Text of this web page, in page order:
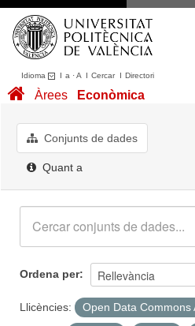
Idioma I a ·A I CercarI Directori
Conjunts de dades
Quant a
Àrees Econòmica
Conjunts de dades
Quant a
Ordena per
Llicències:
Open Data Commons